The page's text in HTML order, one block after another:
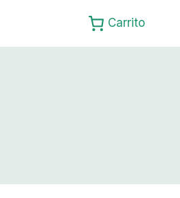
Carrito